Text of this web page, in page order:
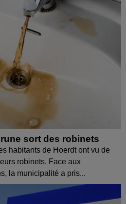
sort des robinets
habitants de Hoerdt ont vu de
robinets. Face aux
la municipalité a pris...